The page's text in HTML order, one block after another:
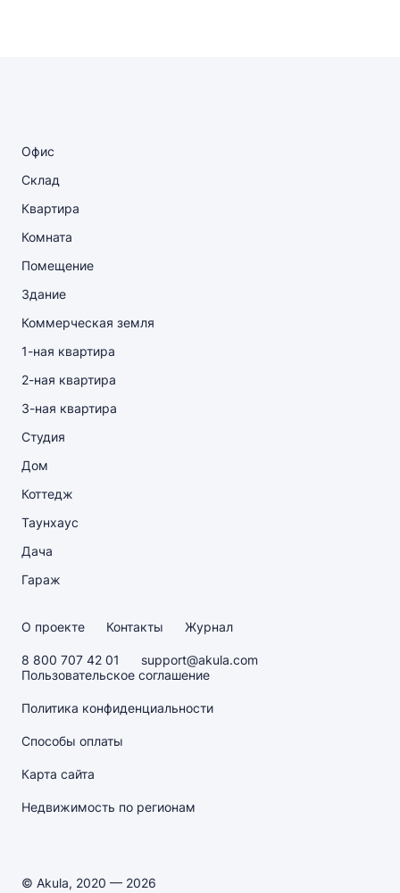
Офис
Склад
Квартира
Комната
Помещение
Здание
Коммерческая земля
1-ная квартира
2-ная квартира
3-ная квартира
Студия
Дом
Коттедж
Таунхаус
Дача
Гараж
О проекте Контакты Журнал
8 800 707 42 01
support@akula.com
Пользовательское соглашение
Политика конфиденциальности
Способы оплаты
Карта сайта
Недвижимость по регионам
© Akula, 2020 — 2026